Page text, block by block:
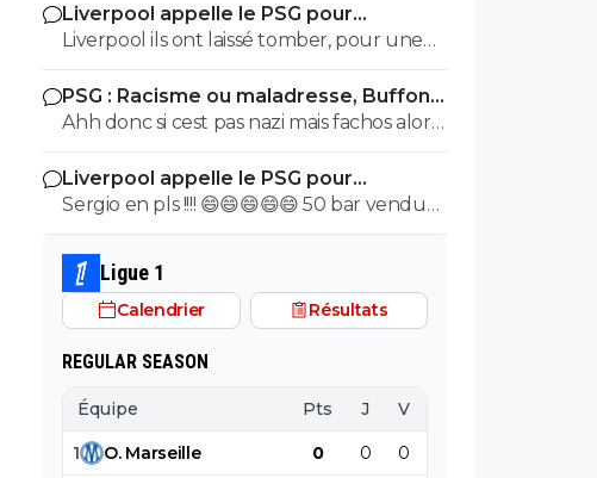
meilleur éléments chaques année pour
pouvoir justement t'auto suffire .. perso
non merci je préfère etre ambitieux
garder les meilleurs éléments et envoyer
la caillasse quitte a se tromper de temps
en temps ca arrive... mais mac court na pas
les épaules pour L'OM il aurait du
racheter nantes ou nice ou bordeaux pas
Liverpool appelle le PSG pour
renoncer à Barcola
Liverpool ils ont laissé tomber, pour une
autre piste
PSG : Racisme ou maladresse, Buffon
écarte Suzuki
Ahh donc si cest pas nazi mais fachos alors
ca va....ca passe ..
Liverpool appelle le PSG pour
renoncer à Barcola
Sergio en pls !!!! 😄😄😄😄😄 50 bar vendu
150 !!!!
Ligue 1
Calendrier Résultats
REGULAR SEASON
Équipe Pts J V
1 O. Marseille 0 0 0